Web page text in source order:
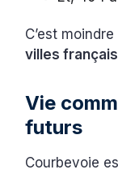
C’est
villes
Vie
futurs
Courbevoie